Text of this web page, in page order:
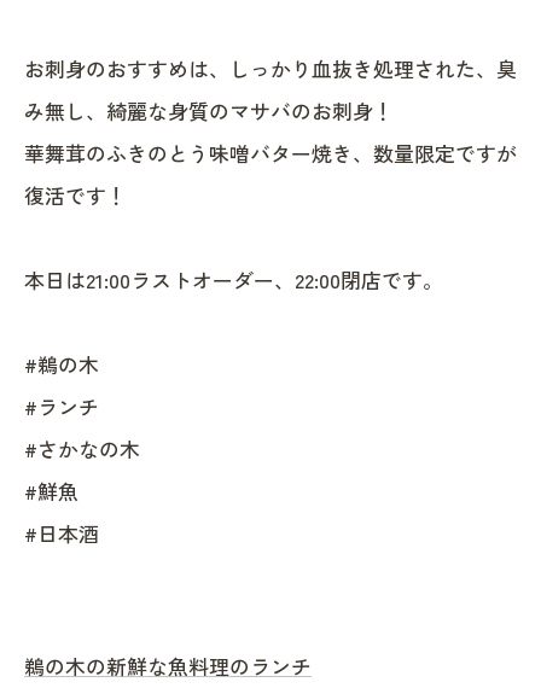
お刺身のおすすめは、しっかり血抜き処理された、臭
み無し、綺麗な身質のマサバのお刺身！
華舞茸のふきのとう味噌バター焼き、数量限定ですが
復活です！
本日は21:00ラストオーダー、22:00閉店です。
#鵜の木
#ランチ
#さかなの木
#鮮魚
#日本酒
鵜の木の新鮮な魚料理のランチ